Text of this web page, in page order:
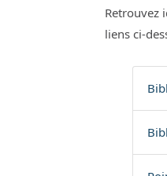
Retrouvez
liens ci-